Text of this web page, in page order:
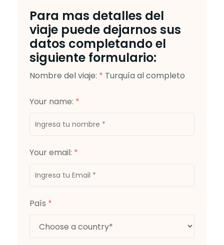
Para mas detalles del
viaje puede dejarnos sus
datos completando el
siguiente formulario:
Nombre del viaje: * Turquía al completo
Your name: *
Your email: *
País *